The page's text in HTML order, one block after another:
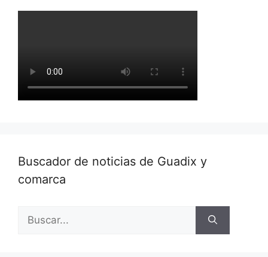
Buscador de noticias de Guadix y
comarca
Buscar: